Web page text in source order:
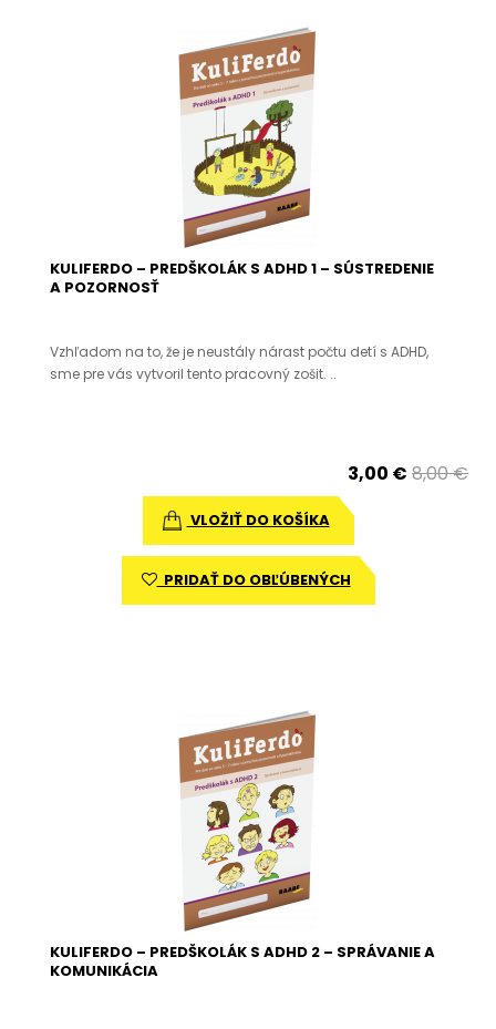
KULIFERDO – PREDŠKOLÁK S ADHD 1 – SÚSTREDENIE
A POZORNOSŤ
Vzhľadom na to, že je neustály nárast počtu detí s ADHD,
sme pre vás vytvoril tento pracovný zošit. ..
3,00 € 8,00 €
VLOŽIŤ DO KOŠÍKA
PRIDAŤ DO OBĽÚBENÝCH
KULIFERDO – PREDŠKOLÁK S ADHD 2 – SPRÁVANIE A
KOMUNIKÁCIA